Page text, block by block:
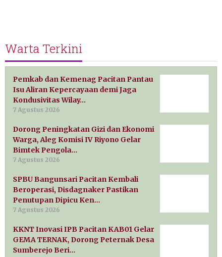
Warta Terkini
Pemkab dan Kemenag Pacitan Pantau
Isu Aliran Kepercayaan demi Jaga
Kondusivitas Wilay…
7 Agustus 2026
Dorong Peningkatan Gizi dan Ekonomi
Warga, Aleg Komisi IV Riyono Gelar
Bimtek Pengola…
7 Agustus 2026
SPBU Bangunsari Pacitan Kembali
Beroperasi, Disdagnaker Pastikan
Penutupan Dipicu Ken…
7 Agustus 2026
KKNT Inovasi IPB Pacitan KAB01 Gelar
GEMA TERNAK, Dorong Peternak Desa
Sumberejo Beri…